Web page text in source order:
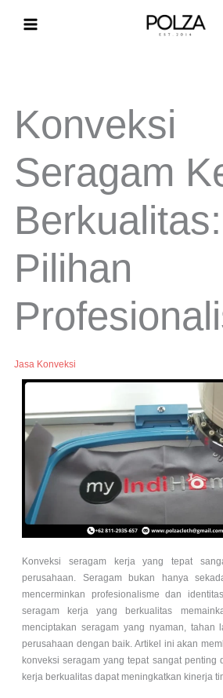
Konveksi
Seragam
Berkualitas:
Pilihan
Jasa Konveksi
Konveksi seragam kerja yang tepat
perusahaan. Seragam bukan hanya
mencerminkan profesionalisme dan
seragam kerja yang berkualitas
menciptakan seragam yang nyaman, tahan
perusahaan dengan baik. Artikel ini akan
konveksi seragam yang tepat sangat penting
kerja berkualitas dapat meningkatkan kinerja